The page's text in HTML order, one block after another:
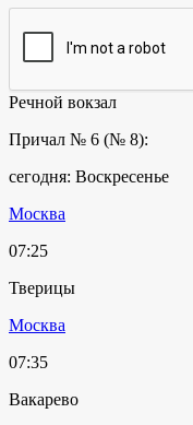
Речной вокзал
Причал № 6 (№ 8):
сегодня: Воскресенье
Москва
07:25
Тверицы
Москва
07:35
Вакарево